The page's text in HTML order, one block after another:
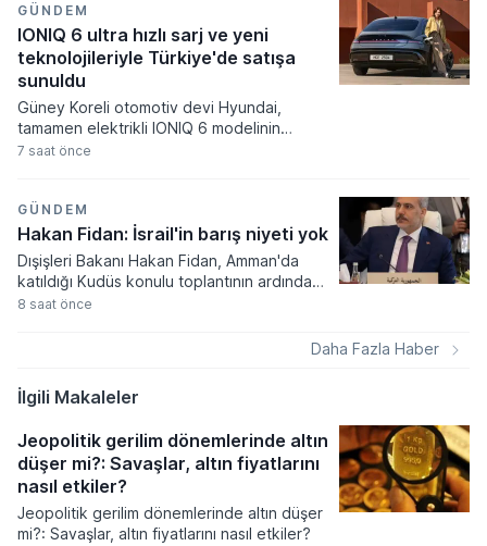
akın zamanda talep toplama sürecine
başlayarak borsaya adım atacaklar Çitlekçi
Mağazacılık, Teknika Plast, Türker Vangölü
Enerji ve Kapeks Kimya oldu.
GÜNDEM
IONIQ 6 ultra hızlı sarj ve yeni
teknolojileriyle Türkiye'de satışa
sunuldu
Güney Koreli otomotiv devi Hyundai,
tamamen elektrikli IONIQ 6 modelinin
kapsamlı bir şekilde güncellenen yeni
donanımlarıyla yenilenen araç, 800 volt
mimarisi sayesinde ultra hızlı şarj
istasyonlarında bataryasını 18 dakika gibi
kısa bir sürede yüzde 10'dan yüzde 80
doluluğa ulaştırabiliyor.
7 saat önce
GÜNDEM
Hakan Fidan: İsrail'in barış niyeti yok
Dışişleri Bakanı Hakan Fidan, Amman'da
katıldığı Kudüs konulu toplantının ardından
bölgesel gelişmelere ve Gazze'deki barış
karşı uluslararası toplumun somut adımlar
atması gerektiğini vurguladı.
8 saat önce
Daha Fazla Haber
İlgili Makaleler
Jeopolitik gerilim dönemlerinde altın
düşer mi?: Savaşlar, altın fiyatlarını
nasıl etkiler?
Jeopolitik gerilim dönemlerinde altın düşer
mi?: Savaşlar, altın fiyatlarını nasıl etkiler?